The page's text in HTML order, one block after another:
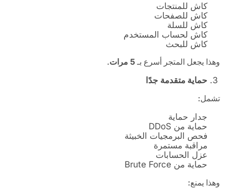
كاش للمنتجات
كاش للصفحات
كاش للسلة
كاش لحساب المستخدم
كاش للبحث
وهذا يجعل المتجر أسرع بـ5 مرات.
حماية متقدمة جدًا
تشمل:
جدار حماية
حماية من DDoS
فحص البرمجيات الخبيثة
مراقبة مستمرة
عزل الحسابات
حماية من Brute Force
وهذا يمنع: